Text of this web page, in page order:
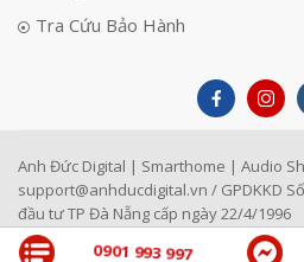
0901 993 997
Tra Cứu Bảo Hành
Anh Đức Digital | Smarthome | Audio
support@anhducdigital.vn / GPDKKD
đầu tư TP Đà Nẵng cấp ngày 22/4/1996